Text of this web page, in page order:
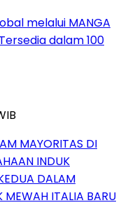
melalui MANGA
dalam 100
MAYORITAS DI
INDUK
DALAM
MEWAH ITALIA BARU